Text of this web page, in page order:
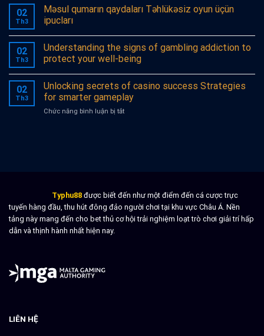
Geheimnisse
Gewinns
in
Casinos
Unknown
entschlüsseln
02
Th3
Məsul qumarın qaydaları Təhlükəsiz oyun üçün
ipucları
02
Th3
Understanding the signs of gambling addiction to
protect your well-being
02
Th3
Unlocking secrets of casino success Strategies
for smarter gameplay
Chức năng bình luận bị tắtở
smarter
Typhu88 được biết đến như một điểm đến cá cược trực
tuyến hàng đầu, thu hút đông đảo người chơi tại khu vực Châu Á. Nền
tảng này mang đến cho bet thủ cơ hội trải nghiệm loạt trò chơi giải trí hấp
dẫn và thịnh hành nhất hiện nay.
LIÊN HỆ